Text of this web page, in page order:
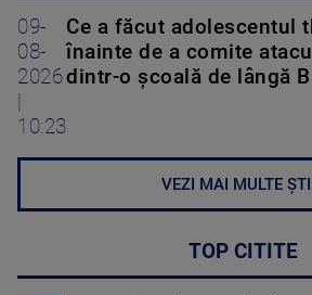
09-
08-
2026
10:23
Ce a făcut adolescentul
înainte de a comite
dintr-o școală de lângă
VEZI MAI MULTE
TOP CITITE